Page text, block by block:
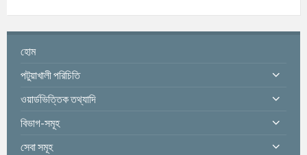
হোম
পটুয়াখালী পরিচিতি
ওয়ার্ডভিত্তিক তথ্যাদি
বিভাগ-সমূহ
সেবা সমূহ